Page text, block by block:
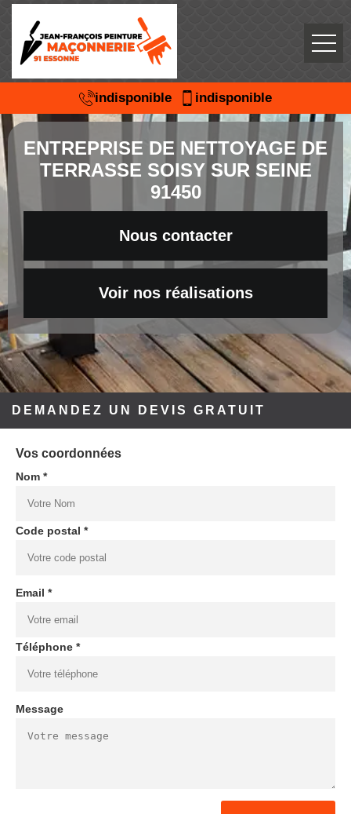
indisponible indisponible
ENTREPRISE DE NETTOYAGE DE
TERRASSE SOISY SUR SEINE
91450
Nous contacter
Voir nos réalisations
DEMANDEZ UN DEVIS GRATUIT
Vos coordonnées
Nom *
Code postal *
Email *
Téléphone *
Message